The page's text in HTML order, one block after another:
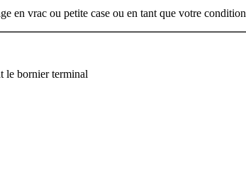
en vrac ou petite case ou en tant que votre condition
le bornier terminal